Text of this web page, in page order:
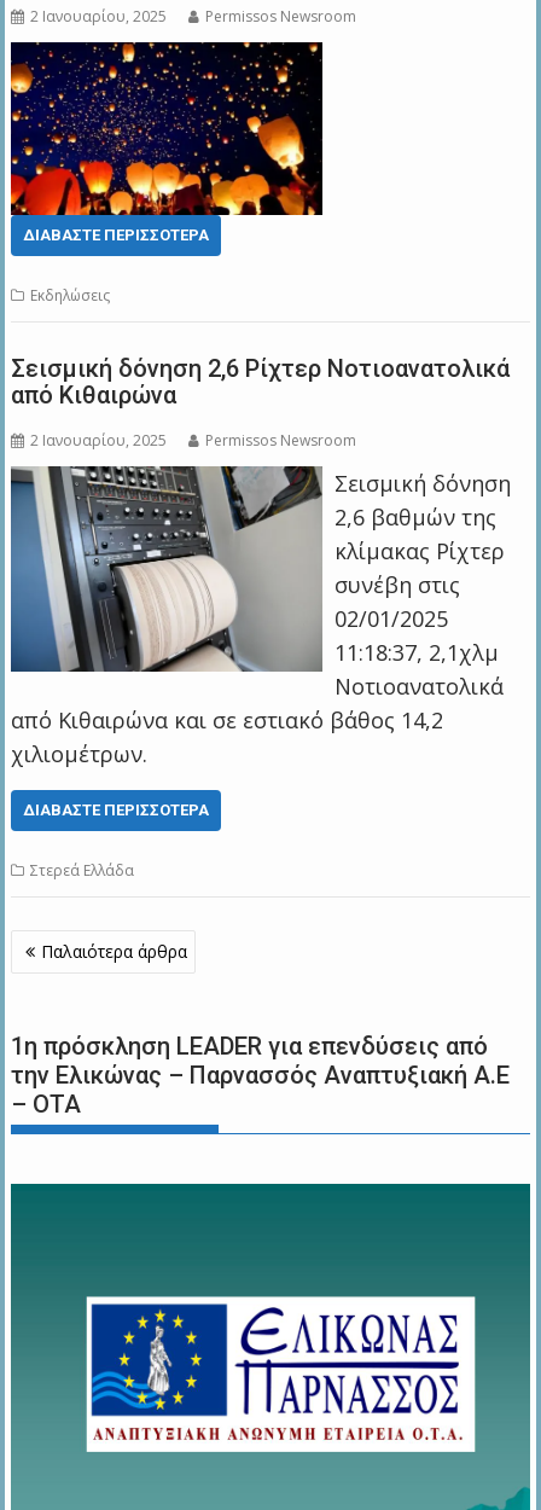
2 Ιανουαρίου, 2025 Permissos Newsroom
ΔΙΑΒΆΣΤΕ ΠΕΡΙΣΣΌΤΕΡΑ
Εκδηλώσεις
Σεισμική δόνηση 2,6 Ρίχτερ Νοτιοανατολικά
από Κιθαιρώνα
2 Ιανουαρίου, 2025 Permissos Newsroom
Σεισμική δόνηση
2,6 βαθμών της
κλίμακας Ρίχτερ
συνέβη στις
02/01/2025
11:18:37, 2,1χλμ
Νοτιοανατολικά
από Κιθαιρώνα και σε εστιακό βάθος 14,2
χιλιομέτρων.
ΔΙΑΒΆΣΤΕ ΠΕΡΙΣΣΌΤΕΡΑ
Στερεά Ελλάδα
Πλοήγηση
άρθρων
Παλαιότερα άρθρα
1η πρόσκληση LEADER για επενδύσεις από
την Ελικώνας – Παρνασσός Αναπτυξιακή Α.Ε
– ΟΤΑ